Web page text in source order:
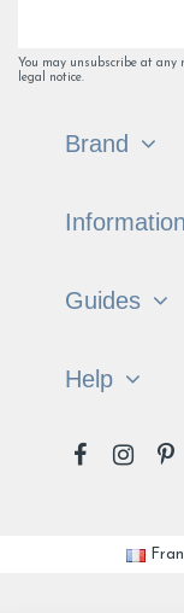
You may unsubscribe at any
legal notice.
Brand
Information
Guides
Help